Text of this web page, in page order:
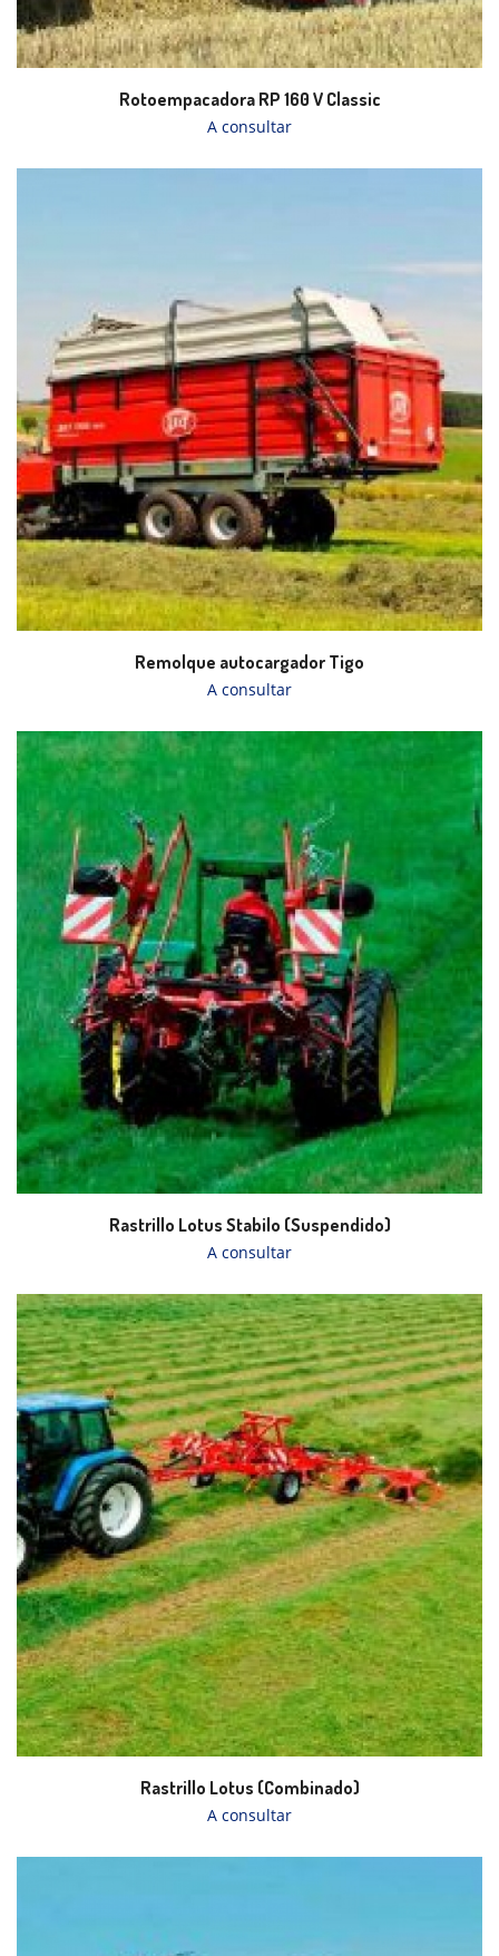
Rotoempacadora RP 160 V Classic
A consultar
Remolque autocargador Tigo
A consultar
Rastrillo Lotus Stabilo (Suspendido)
A consultar
Rastrillo Lotus (Combinado)
A consultar